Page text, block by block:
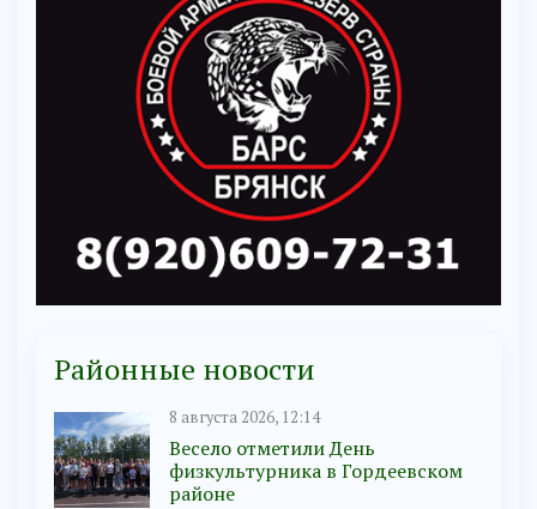
Районные новости
8 августа 2026, 12:14
Весело отметили День
физкультурника в Гордеевском
районе